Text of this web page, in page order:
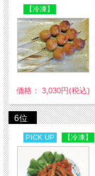
【冷凍】
価格： 3,030円(税込)
6位
PICK UP 【冷凍】